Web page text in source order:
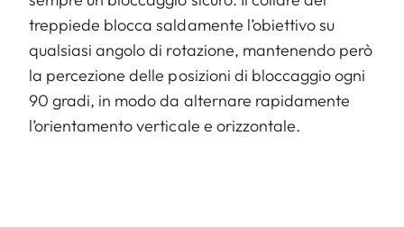
treppiede blocca saldamente l’obiettivo su
qualsiasi angolo di rotazione, mantenendo però
la percezione delle posizioni di bloccaggio ogni
90 gradi, in modo da alternare rapidamente
l’orientamento verticale e orizzontale.